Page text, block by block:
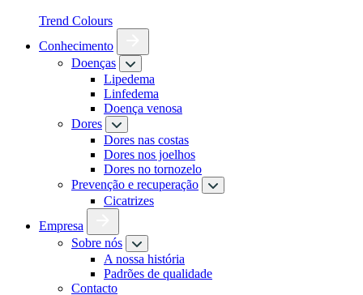
Trend Colours
Conhecimento
Doenças
Lipedema
Linfedema
Doença venosa
Dores
Dores nas costas
Dores nos joelhos
Dores no tornozelo
Prevenção e recuperação
Cicatrizes
Empresa
Sobre nós
A nossa história
Padrões de qualidade
Contacto